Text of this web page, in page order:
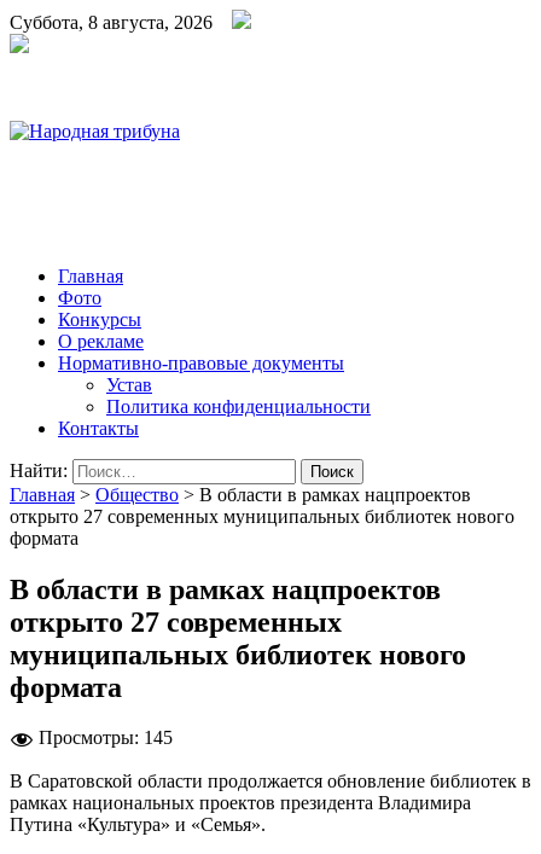
Суббота, 8 августа, 2026
Главная
Фото
Конкурсы
О рекламе
Нормативно-правовые документы
Устав
Политика конфиденциальности
Контакты
Найти:
Главная > Общество > В области в рамках нацпроектов
открыто 27 современных муниципальных библиотек нового
формата
В области в рамках нацпроектов
открыто 27 современных
муниципальных библиотек нового
формата
Просмотры: 145
В Саратовской области продолжается обновление библиотек в
рамках национальных проектов президента Владимира
Путина «Культура» и «Семья».